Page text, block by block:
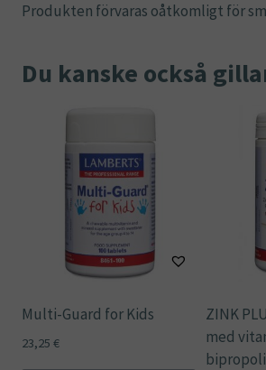
Produkten förvaras oåtkomligt för
Du kanske också
Multi-Guard for Kids
23,25 €
ZINK
med